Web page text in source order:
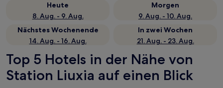
Heute
8. Aug. - 9. Aug.
Morgen
9. Aug. - 10. Aug.
Nächstes Wochenende
14. Aug. - 16. Aug.
In zwei Wochen
21. Aug. - 23. Aug.
Top 5 Hotels in der Nähe von
Station Liuxia auf einen Blick